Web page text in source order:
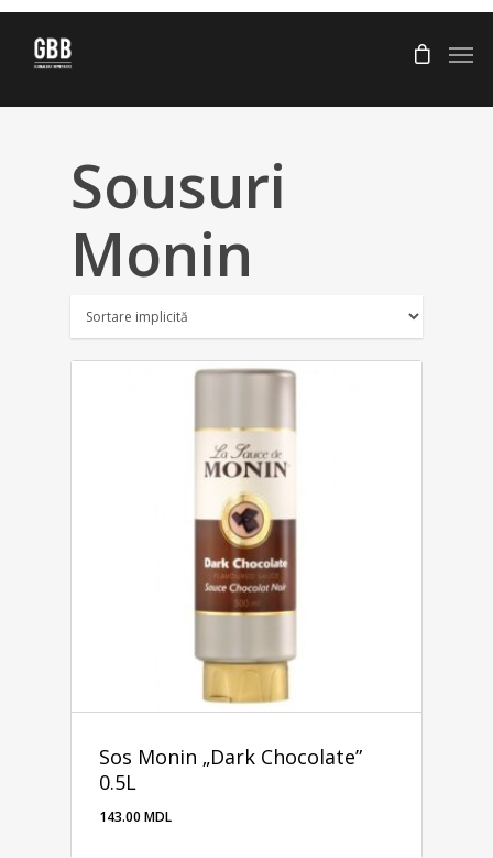
Sousuri
Monin
Sos Monin „Dark Chocolate”
0.5L
143.00 MDL